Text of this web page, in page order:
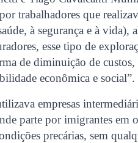
trabalhadores que
à segurança e à vida),
esse tipo de
de diminuição de custos,
econômica e social”.
empresas
parte por imigrantes em
precárias, sem